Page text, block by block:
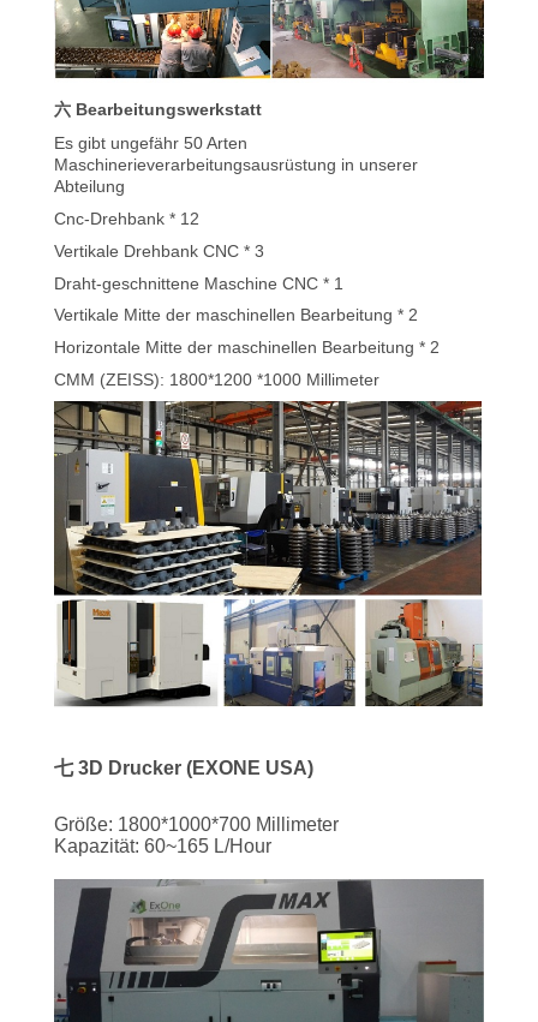
六 Bearbeitungswerkstatt
Es gibt ungefähr 50 Arten
Maschinerieverarbeitungsausrüstung in unserer
Abteilung
Cnc-Drehbank * 12
Vertikale Drehbank CNC * 3
Draht-geschnittene Maschine CNC * 1
Vertikale Mitte der maschinellen Bearbeitung * 2
Horizontale Mitte der maschinellen Bearbeitung * 2
CMM (ZEISS): 1800*1200 *1000 Millimeter
七 3D Drucker (EXONE USA)
Größe: 1800*1000*700 Millimeter
Kapazität: 60~165 L/Hour